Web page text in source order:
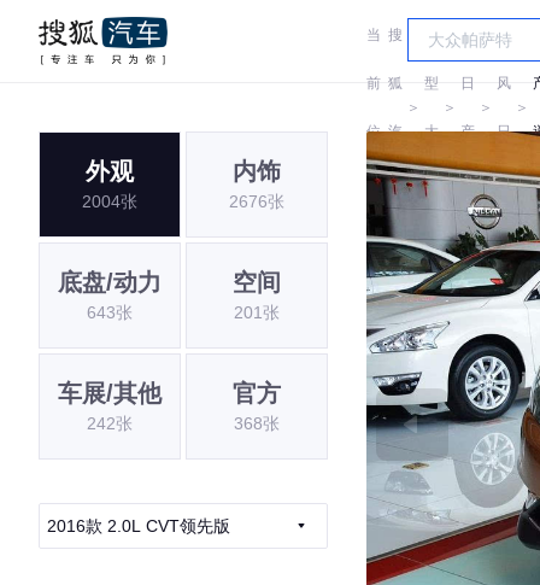
当
前
位
置:
搜
狐
汽
车
＞
车
型
大
全
＞
日
产
＞
东
风
日
产
＞
外观
2004张
内饰
2676张
底盘/动力
643张
空间
201张
车展/其他
242张
官方
368张
2016款 2.0L CVT领先版